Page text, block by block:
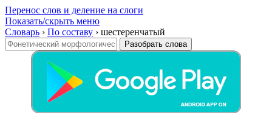
Перенос слов и деление на слоги
Показать/скрыть меню
Словарь › По составу › шестеренчатый
Разобрать слова